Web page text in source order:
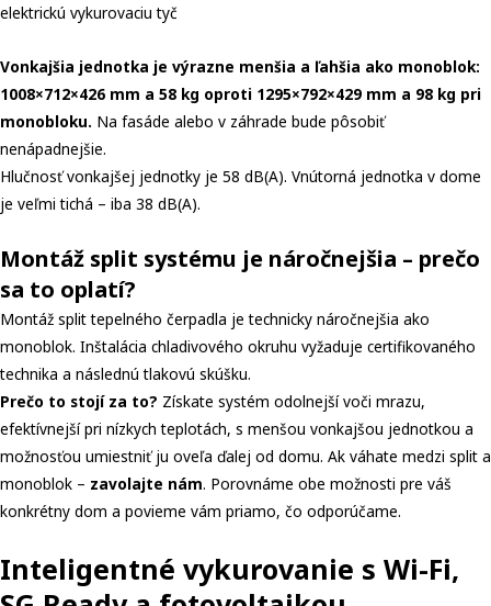
elektrickú vykurovaciu tyč
Vonkajšia jednotka je výrazne menšia a ľahšia ako monoblok:
1008×712×426 mm a 58 kg oproti 1295×792×429 mm a 98 kg pri
monobloku. Na fasáde alebo v záhrade bude pôsobiť
nenápadnejšie.
Hlučnosť vonkajšej jednotky je 58 dB(A). Vnútorná jednotka v dome
je veľmi tichá – iba 38 dB(A).
Montáž split systému je náročnejšia – prečo
sa to oplatí?
Montáž split tepelného čerpadla je technicky náročnejšia ako
monoblok. Inštalácia chladivového okruhu vyžaduje certifikovaného
technika a následnú tlakovú skúšku.
Prečo to stojí za to? Získate systém odolnejší voči mrazu,
efektívnejší pri nízkych teplotách, s menšou vonkajšou jednotkou a
možnosťou umiestniť ju oveľa ďalej od domu. Ak váhate medzi split a
monoblok – zavolajte nám. Porovnáme obe možnosti pre váš
konkrétny dom a povieme vám priamo, čo odporúčame.
Inteligentné vykurovanie s Wi-Fi,